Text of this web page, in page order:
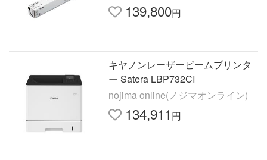
139,800円
キヤノンレーザービームプリンタ
ー Satera LBP732CI
nojima online(ノジマオンライン)
134,911 円